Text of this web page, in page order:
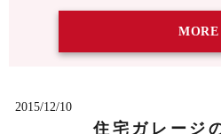
MORE
2015/12/10
住宅ガレージ